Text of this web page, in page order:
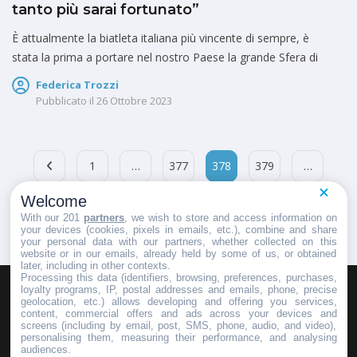
tanto più sarai fortunato”
È attualmente la biatleta italiana più vincente di sempre, è
stata la prima a portare nel nostro Paese la grande Sfera di
Federica Trozzi
Pubblicato il 26 Ottobre 2023
1 … 377 378 379 …
HOMEPAGEREDAZIONEINVIA UN COMUNICATO STAMPA
PUBBLICITÀSCRIVI AL DIRETTORE
Welcome
With our 201 partners , we wish to store and access information on
your devices (cookies, pixels in emails, etc.), combine and share
your personal data with our partners, whether collected on this
website or in our emails, already held by some of us, or obtained
later, including in other contexts.
Processing this data (identifiers, browsing, preferences, purchases,
loyalty programs, IP, postal addresses and emails, phone, precise
geolocation, etc.) allows developing and offering you services,
content, commercial offers and ads across your devices and
screens (including by email, post, SMS, phone, audio, and video),
personalising them, measuring their performance, and analysing
audiences.